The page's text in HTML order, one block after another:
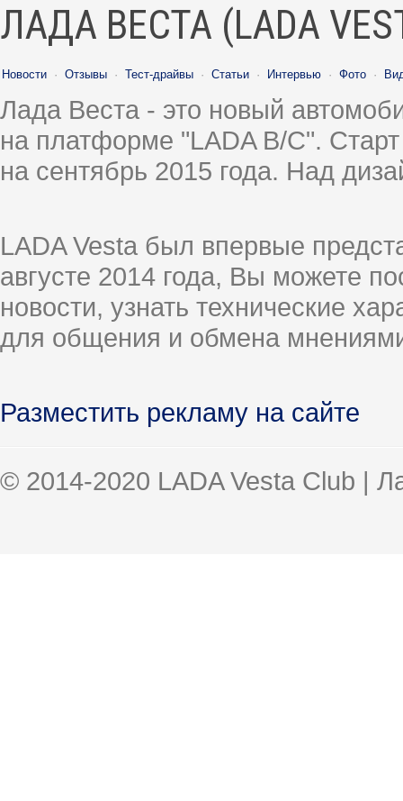
ЛАДА ВЕСТА (LADA
Новости · Отзывы · Тест-драйвы · Статьи · Интервью · Фото ·
Лада Веста - это новый
на платформе "LADA B/C".
на сентябрь 2015 года. Над
LADA Vesta был впервые
августе 2014 года, Вы можете
новости, узнать технические
для общения и обмена
Разместить рекламу на сайте
© 2014-2020 LADA Vesta Club |